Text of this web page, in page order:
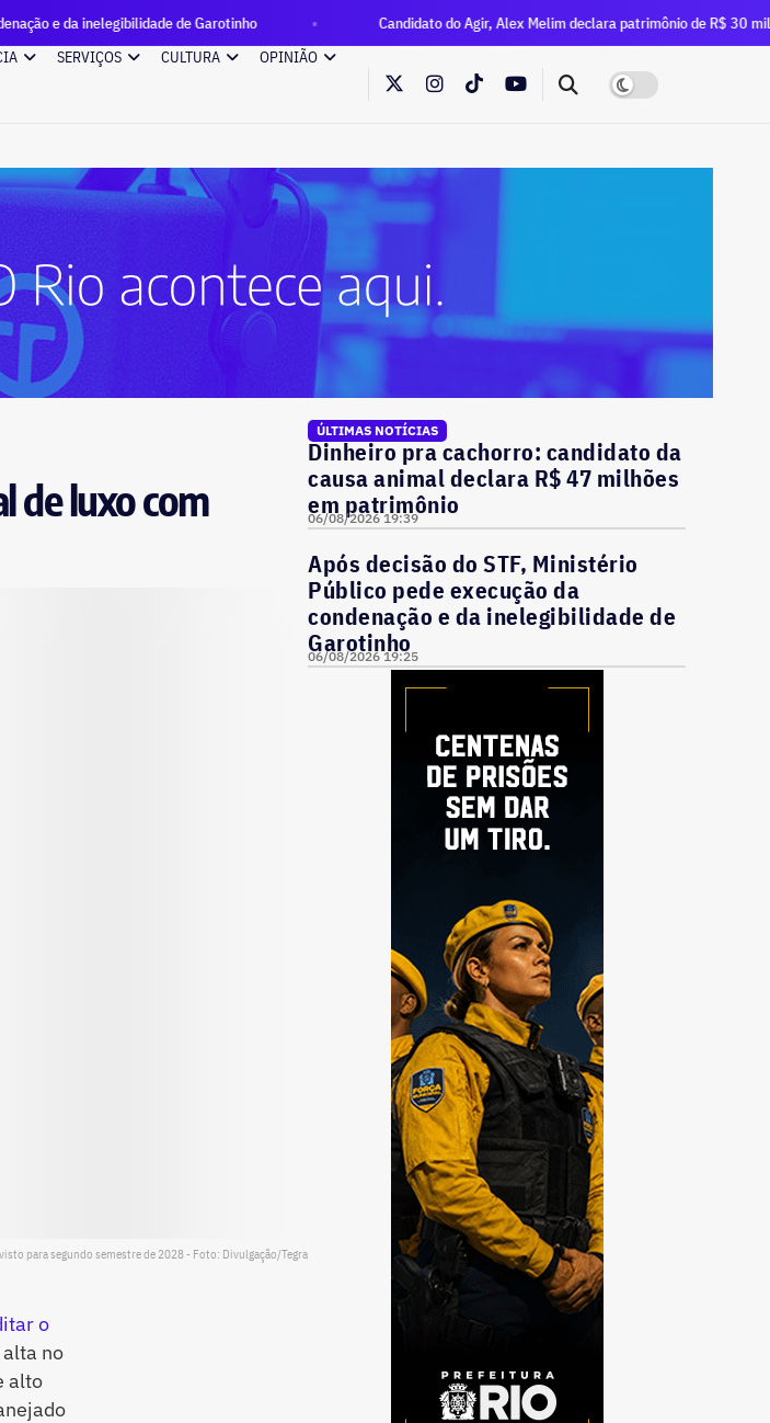
de Garotinho
Candidato do Agir, Alex Melim declara patrimônio de R$ 30 milhões à Justiça
SERVIÇOS CULTURA OPINIÃO
de luxo com
para segundo semestre de 2028 - Foto: Divulgação/Tegra
o
no
alto
ÚLTIMAS NOTÍCIAS
Dinheiro pra cachorro: candidato da
causa animal declara R$ 47 milhões
em patrimônio
06/08/2026 19:39
Após decisão do STF, Ministério
Público pede execução da
condenação e da inelegibilidade de
Garotinho
06/08/2026 19:25